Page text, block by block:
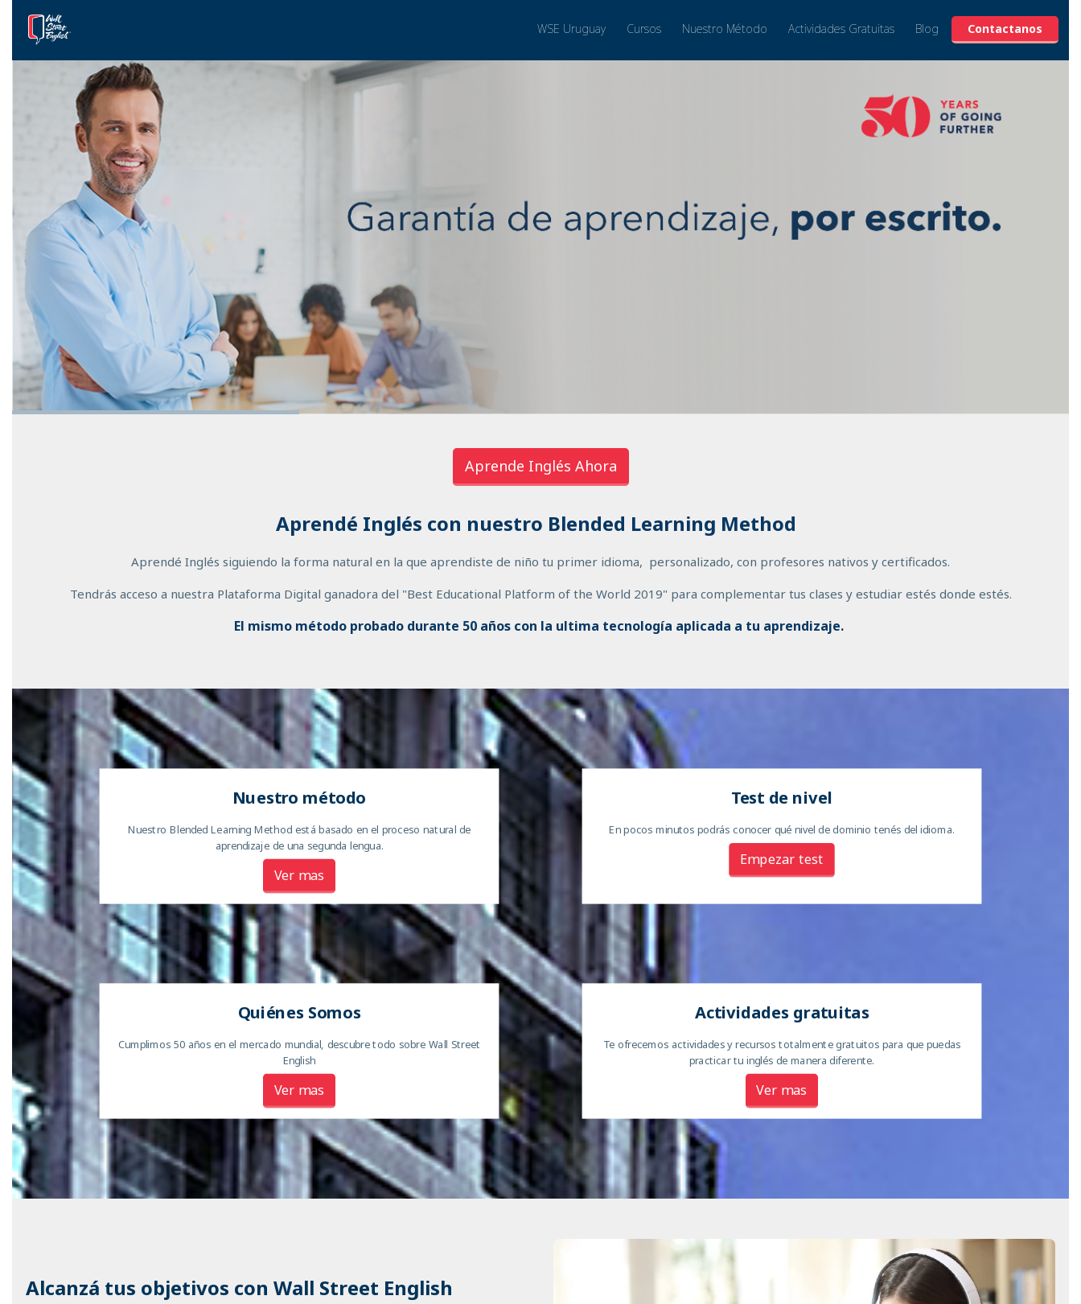
WSE Uruguay Cursos Nuestro Método Actividades Gratuitas Blog Contactanos
Aprende Inglés Ahora
Aprendé Inglés con nuestro Blended Learning Method
Aprendé Inglés siguiendo la forma natural en la que aprendiste de niño tu primer idioma, personalizado, con profesores nativos y certificados.
Tendrás acceso a nuestra Plataforma Digital ganadora del "Best Educational Platform of the World 2019" para complementar tus clases y estudiar estés donde estés.
El mismo método probado durante 50 años con la ultima tecnología aplicada a tu aprendizaje.
Nuestro método
Nuestro Blended Learning Method está basado en el proceso natural de
aprendizaje de una segunda lengua.
Ver mas
Test de nivel
En pocos minutos podrás conocer qué nivel de dominio tenés del idioma.
Empezar test
Quiénes Somos
Cumplimos 50 años en el mercado mundial, descubre todo sobre Wall Street
English
Ver mas
Actividades gratuitas
Te ofrecemos actividades y recursos totalmente gratuitos para que puedas
practicar tu inglés de manera diferente.
Ver mas
Alcanzá tus objetivos con Wall Street English